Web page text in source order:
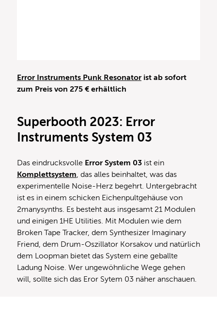
Error Instruments Punk Resonator ist ab sofort
zum Preis von 275 € erhältlich
Superbooth 2023: Error
Instruments System 03
Das eindrucksvolle Error System 03 ist ein
Komplettsystem, das alles beinhaltet, was das
experimentelle Noise-Herz begehrt. Untergebracht
ist es in einem schicken Eichenpultgehäuse von
2manysynths. Es besteht aus insgesamt 21 Modulen
und einigen 1HE Utilities. Mit Modulen wie dem
Broken Tape Tracker, dem Synthesizer Imaginary
Friend, dem Drum-Oszillator Korsakov und natürlich
dem Loopman bietet das System eine geballte
Ladung Noise. Wer ungewöhnliche Wege gehen
will, sollte sich das Eror Sytem 03 näher anschauen.